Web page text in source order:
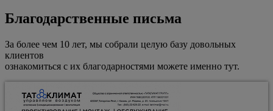
Благодарственные письма
За более чем 10 лет, мы собрали целую базу довольных
клиентов
ознакомиться с их благодарностями можете именно тут.